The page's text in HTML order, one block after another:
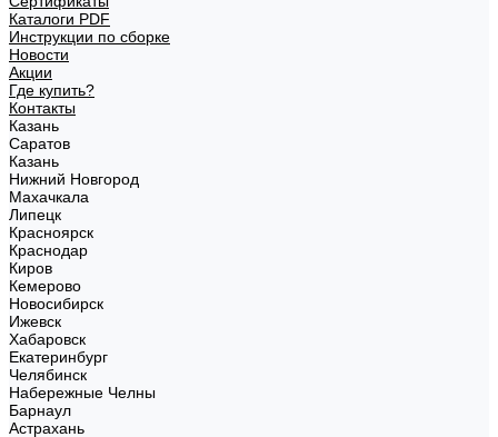
Каталоги PDF
Инструкции по сборке
Новости
Акции
Где купить?
Контакты
Казань
Саратов
Казань
Нижний Новгород
Махачкала
Липецк
Красноярск
Краснодар
Киров
Кемерово
Новосибирск
Ижевск
Хабаровск
Екатеринбург
Челябинск
Набережные Челны
Барнаул
Астрахань